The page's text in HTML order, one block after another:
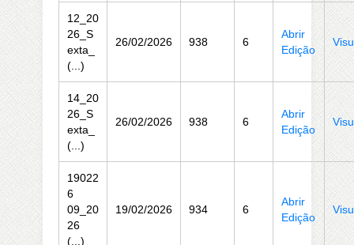
12_20
26_S
exta_
(...)
26/02/2026 938 6
Abrir
Edição
14_20
26_S
exta_
(...)
26/02/2026 938 6
Abrir
Edição
19022
6
09_20
26
(...)
19/02/2026 934 6
Abrir
Edição